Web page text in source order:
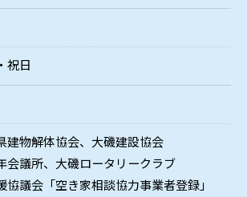
祝日
建物解体協会、大磯建設協会
会議所、大磯ロータリークラブ
議会「空き家相談協力事業者登録」